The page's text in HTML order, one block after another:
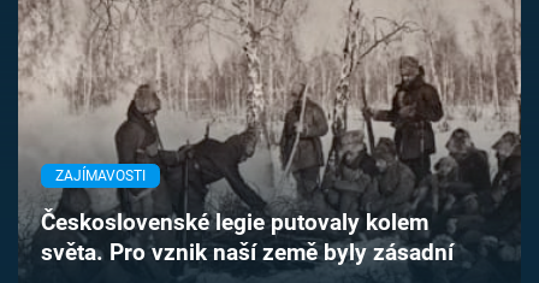
Témata
Pořady
TV Program
Časopis
Sledujte prima+
ZAJÍMAVOSTI
Československé legie putovaly kolem
světa. Pro vznik naší země byly zásadní